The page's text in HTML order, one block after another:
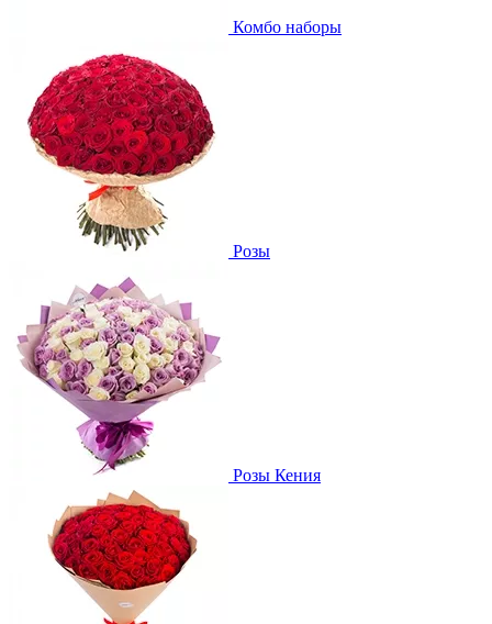
Комбо наборы
Розы
Розы Кения